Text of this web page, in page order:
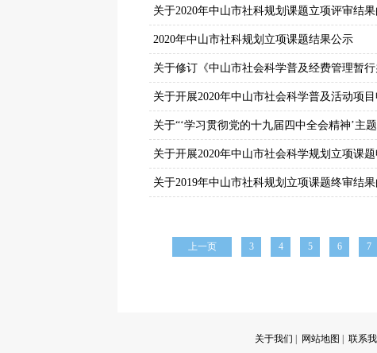
关于2020年中山市社科规划课题立项评审结
2020年中山市社科规划立项课题结果公示
关于修订《中山市社会科学普及经费管理暂
关于开展2020年中山市社会科学普及活动项
关于“‘学习贯彻党的十九届四中全会精神’主
关于开展2020年中山市社会科学规划立项课
关于2019年中山市社科规划立项课题终审结
上一页 3 4 5 6 7
关于我们 网站地图 联系